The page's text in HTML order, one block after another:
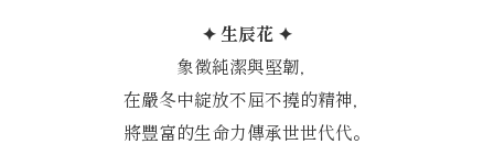
✦ 生辰花 ✦
象徵純潔與堅韌，
在嚴冬中綻放不屈不撓的精神，
將豐富的生命力傳承世世代代。